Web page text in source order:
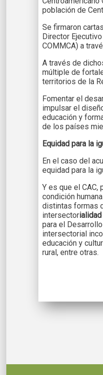
población de
Se firmaron
Director
COMMCA) a
A través de
múltiple de
territorios de la
Fomentar el
impulsar el
educación y
de los países
Equidad para la
En el caso del
equidad para la
Y es que el CAC,
condición
distintas formas
intersector
para el
intersectorial
educación y
rural, entre otras.